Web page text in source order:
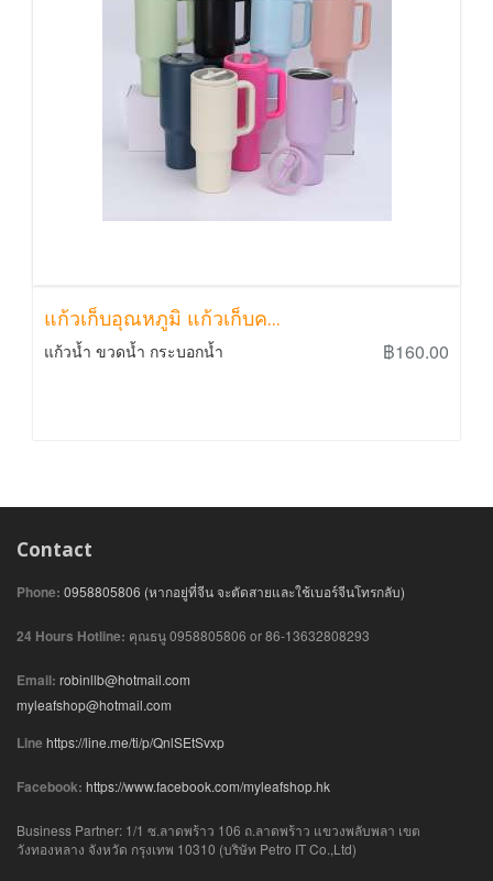
แก้วเก็บอุณหภูมิ แก้วเก็บค...
แก้วน้ำ ขวดน้ำ กระบอกน้ำ ฿160.00
Contact
Phone: 0958805806 (หากอยู่ที่จีน จะตัดสายและใช้เบอร์จีนโทรกลับ)
24 Hours Hotline: คุณธนู 0958805806 or 86-13632808293
Email: robinllb@hotmail.com
myleafshop@hotmail.com
Line https://line.me/ti/p/QnlSEtSvxp
Facebook: https://www.facebook.com/myleafshop.hk
Business Partner: 1/1 ซ.ลาดพร้าว 106 ถ.ลาดพร้าว แขวงพลับพลา เขต
วังทองหลาง จังหวัด กรุงเทพ 10310 (บริษัท Petro IT Co.,Ltd)